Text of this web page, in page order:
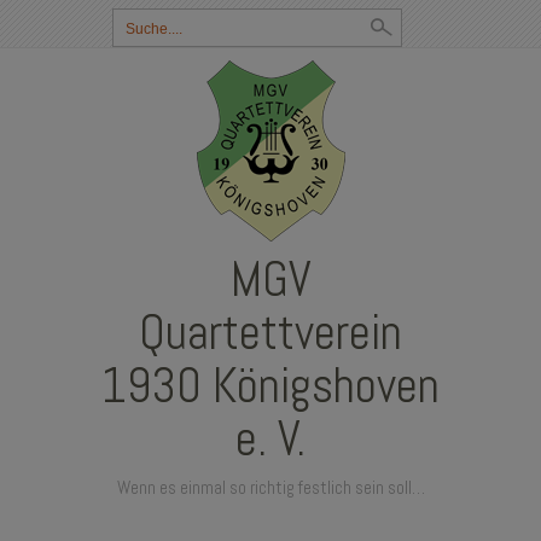
Suchbegriff
eingeben:
MGV
Quartettverein
1930 Königshoven
e. V.
Wenn es einmal so richtig festlich sein soll…